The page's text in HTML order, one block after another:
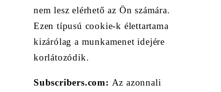
nem lesz elérhető az Ön számára.
Ezen típusú cookie-k élettartama
kizárólag a munkamenet idejére
korlátozódik.
Subscribers.com: Az azonnali